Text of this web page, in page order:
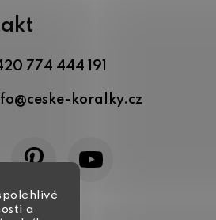
a
@ceske-koralky.cz
774 444 191